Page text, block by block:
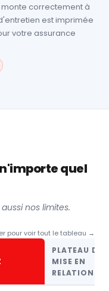
correctement à
est imprimée
votre assurance
quel
nos limites.
pour voir tout le tableau →
PLATEAU DE
MISE EN
RELATION